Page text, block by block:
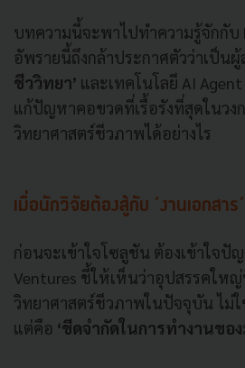
บทความนี้จะพาไปทำความรู้จักกับ
อัพรายนี้ถึงกล้าประกาศตัวว่าเป็นผู้
ชีววิทยา’ และเทคโนโลยี AI
แก้ปัญหาคอขวดที่เรื้อรังที่สุดในวง
วิทยาศาสตร์ชีวภาพได้อย่างไร
เมื่อนักวิจัยต้องสู้กับ ‘งานเอกสาร
ก่อนจะเข้าใจโซลูชัน ต้องเข้าใจปั
Ventures ชี้ให้เห็นว่าอุปสรรคใหญ่
วิทยาศาสตร์ชีวภาพในปัจจุบัน ไม่
แต่คือ ‘ขีดจำกัดในการทำงานขอ